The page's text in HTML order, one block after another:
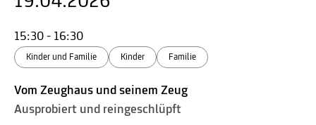
15:30 - 16:30
Kinder und Familie Kinder Familie
Vom Zeughaus und seinem Zeug
Ausprobiert und reingeschlüpft